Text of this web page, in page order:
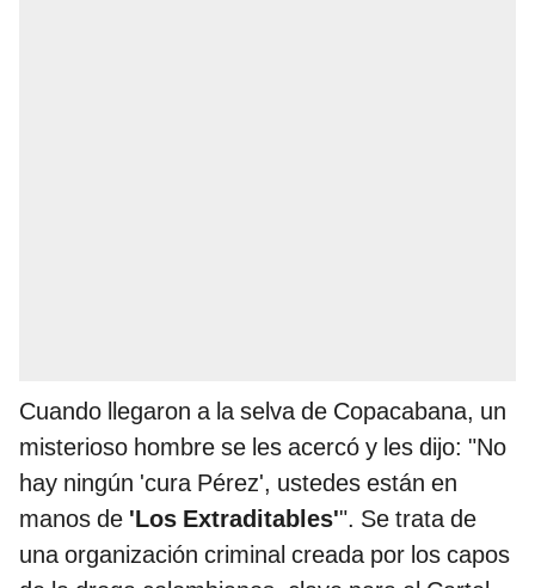
Cuando llegaron a la selva de Copacabana, un
misterioso hombre se les acercó y les dijo: "No
hay ningún 'cura Pérez', ustedes están en
manos de 'Los Extraditables'". Se trata de
una organización criminal creada por los capos